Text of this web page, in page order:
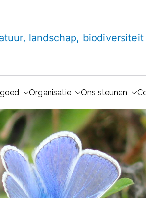
landschap,
Organisatie Ons steunen